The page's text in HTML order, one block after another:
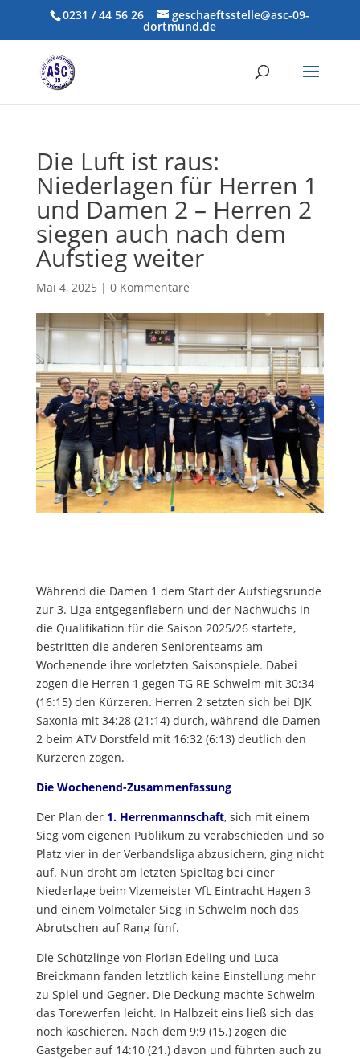
0231 / 44 56 26 geschaeftsstelle@asc-09-
dortmund.de
Die Luft ist raus:
Niederlagen für Herren 1
und Damen 2 – Herren 2
siegen auch nach dem
Aufstieg weiter
Mai 4, 2025 | 0 Kommentare
Während die Damen 1 dem Start der Aufstiegsrunde
zur 3. Liga entgegenfiebern und der Nachwuchs in
die Qualifikation für die Saison 2025/26 startete,
bestritten die anderen Seniorenteams am
Wochenende ihre vorletzten Saisonspiele. Dabei
zogen die Herren 1 gegen TG RE Schwelm mit 30:34
(16:15) den Kürzeren. Herren 2 setzten sich bei DJK
Saxonia mit 34:28 (21:14) durch, während die Damen
2 beim ATV Dorstfeld mit 16:32 (6:13) deutlich den
Kürzeren zogen.
Die Wochenend-Zusammenfassung
Der Plan der 1. Herrenmannschaft, sich mit einem
Sieg vom eigenen Publikum zu verabschieden und so
Platz vier in der Verbandsliga abzusichern, ging nicht
auf. Nun droht am letzten Spieltag bei einer
Niederlage beim Vizemeister VfL Eintracht Hagen 3
und einem Volmetaler Sieg in Schwelm noch das
Abrutschen auf Rang fünf.
Die Schützlinge von Florian Edeling und Luca
Breickmann fanden letztlich keine Einstellung mehr
zu Spiel und Gegner. Die Deckung machte Schwelm
das Torewerfen leicht. In Halbzeit eins ließ sich das
noch kaschieren. Nach dem 9:9 (15.) zogen die
Gastgeber auf 14:10 (21.) davon und führten auch zu